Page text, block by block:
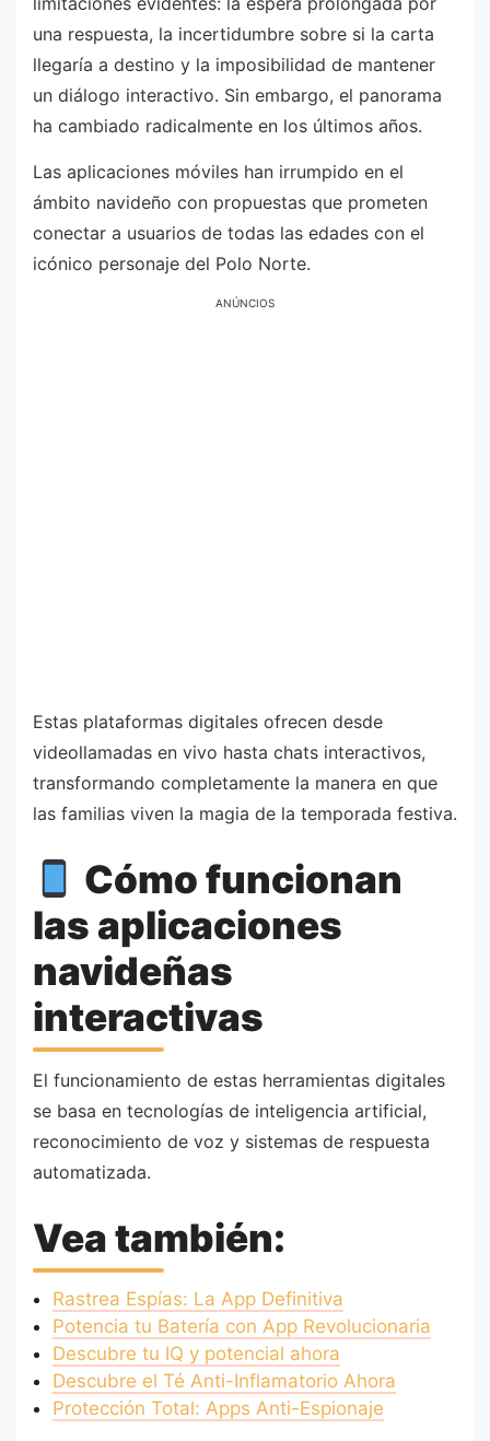
una respuesta, la incertidumbre sobre si la carta
llegaría a destino y la imposibilidad de mantener
un diálogo interactivo. Sin embargo, el panorama
ha cambiado radicalmente en los últimos años.
Las aplicaciones móviles han irrumpido en el
ámbito navideño con propuestas que prometen
conectar a usuarios de todas las edades con el
icónico personaje del Polo Norte.
ANÚNCIOS
Estas plataformas digitales ofrecen desde
videollamadas en vivo hasta chats interactivos,
transformando completamente la manera en que
las familias viven la magia de la temporada festiva.
Cómo funcionan
las aplicaciones
navideñas
interactivas
El funcionamiento de estas herramientas digitales
se basa en tecnologías de inteligencia artificial,
reconocimiento de voz y sistemas de respuesta
automatizada.
Vea también:
Rastrea Espías: La App Definitiva
Potencia tu Batería con App Revolucionaria
Descubre tu IQ y potencial ahora
Descubre el Té Anti-Inflamatorio Ahora
Protección Total: Apps Anti-Espionaje